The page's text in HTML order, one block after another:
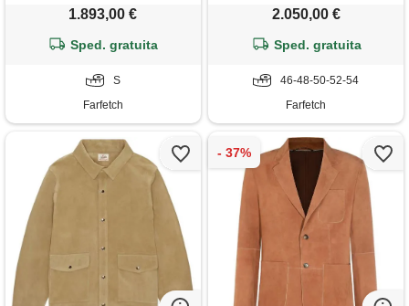
toni neutri
1.893,00 €
Sped. gratuita
S
Farfetch
2.050,00 €
Sped. gratuita
46-48-50-52-54
Farfetch